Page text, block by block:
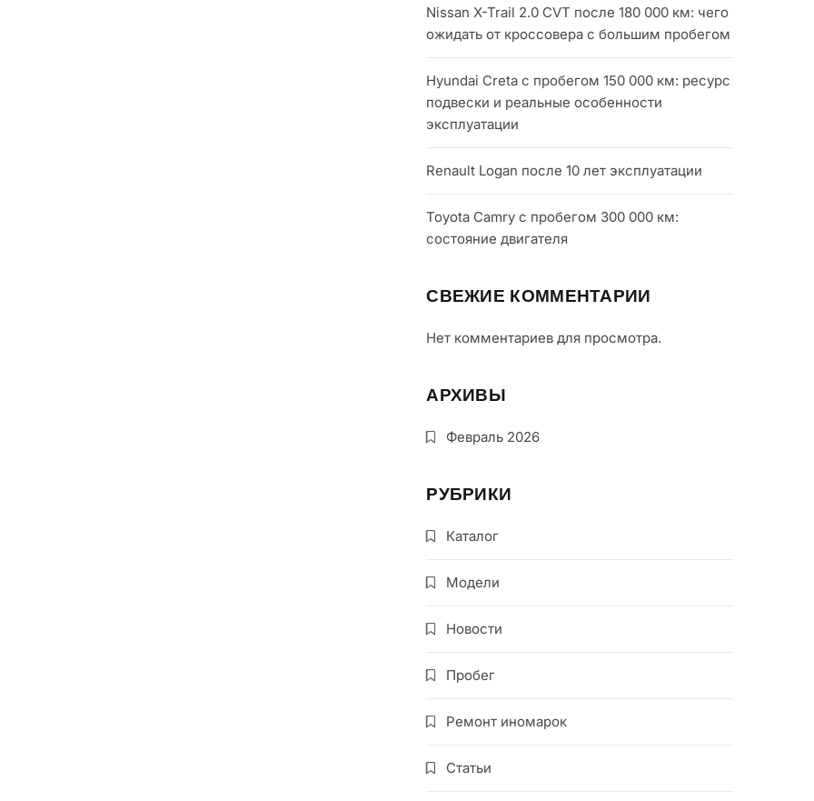
Nissan X-Trail 2.0 CVT после 180 000 км: чего
ожидать от кроссовера с большим пробегом
Hyundai Creta с пробегом 150 000 км: ресурс
подвески и реальные особенности
эксплуатации
Renault Logan после 10 лет эксплуатации
Toyota Camry с пробегом 300 000 км:
состояние двигателя
СВЕЖИЕ КОММЕНТАРИИ
Нет комментариев для просмотра.
АРХИВЫ
Февраль 2026
РУБРИКИ
Каталог
Модели
Новости
Пробег
Ремонт иномарок
Статьи